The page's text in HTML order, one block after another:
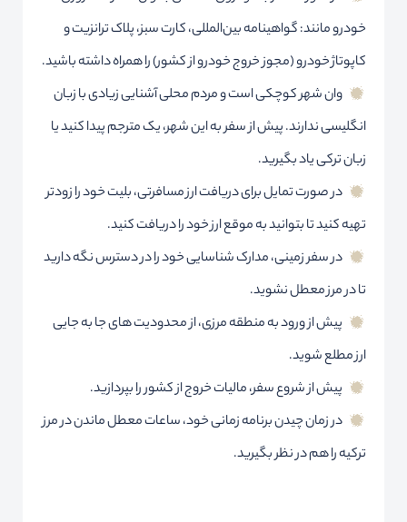
خودرو مانند: گواهینامه بین‌المللی، کارت سبز، پلاک ترانزیت و
کاپوتاژ خودرو (مجوز خروج خودرو از کشور) را همراه داشته باشید.
وان شهر کوچکی است و مردم محلی آشنایی زیادی با زبان
انگلیسی ندارند. پیش از سفر به این شهر، یک مترجم پیدا کنید یا
زبان ترکی یاد بگیرید.
در صورت تمایل برای دریافت ارز مسافرتی، بلیت خود را زودتر
تهیه کنید تا بتوانید به موقع ارز خود را دریافت کنید.
در سفر زمینی، مدارک شناسایی خود را در دسترس نگه دارید
تا در مرز معطل نشوید.
پیش از ورود به منطقه مرزی، از محدودیت های جا به جایی
ارز مطلع شوید.
پیش از شروع سفر، مالیات خروج از کشور را بپردازید.
در زمان چیدن برنامه زمانی خود، ساعات معطل ماندن در مرز
ترکیه را هم در نظر بگیرید.